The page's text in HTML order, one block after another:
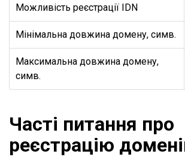
Можливість реєстрації IDN
Мінімальна довжина домену, симв.
Максимальна довжина домену,
симв.
Часті питання про
реєстрацію